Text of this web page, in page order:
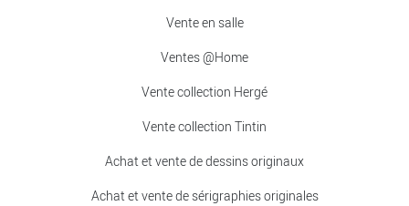
Vente en salle
Ventes @Home
Vente collection Hergé
Vente collection Tintin
Achat et vente de dessins originaux
Achat et vente de sérigraphies originales